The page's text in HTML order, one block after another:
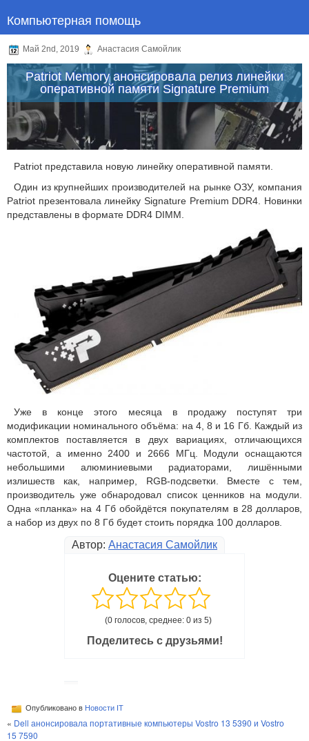
Компьютерная помощь
Май 2nd, 2019 Анастасия Самойлик
Patriot Memory анонсировала релиз линейки
оперативной памяти Signature Premium
Patriot представила новую линейку оперативной памяти.
Один из крупнейших производителей на рынке ОЗУ, компания
Patriot презентовала линейку Signature Premium DDR4. Новинки
представлены в формате DDR4 DIMM.
Уже в конце этого месяца в продажу поступят три
модификации номинального объёма: на 4, 8 и 16 Гб. Каждый из
комплектов поставляется в двух вариациях, отличающихся
частотой, а именно 2400 и 2666 МГц. Модули оснащаются
небольшими алюминиевыми радиаторами, лишёнными
излишеств как, например, RGB-подсветки. Вместе с тем,
производитель уже обнародовал список ценников на модули.
Одна «планка» на 4 Гб обойдётся покупателям в 28 долларов,
а набор из двух по 8 Гб будет стоить порядка 100 долларов.
Автор: Анастасия Самойлик
Оцените статью:
(0 голосов, среднее: 0 из 5)
Поделитесь с друзьями!
Опубликовано в Новости IT
« Dell анонсировала портативные компьютеры Vostro 13 5390 и Vostro
15 7590